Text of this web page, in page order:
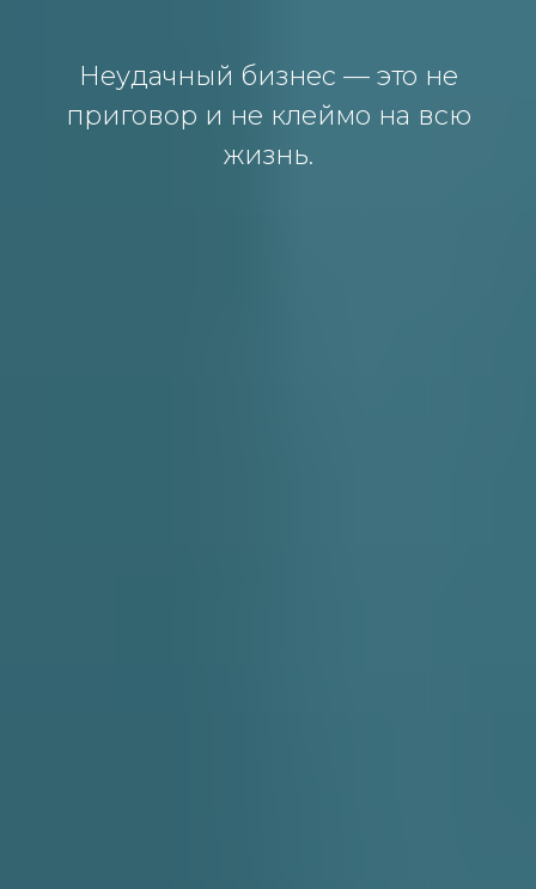
Неудачный бизнес — это не
приговор и не клеймо на всю
жизнь.